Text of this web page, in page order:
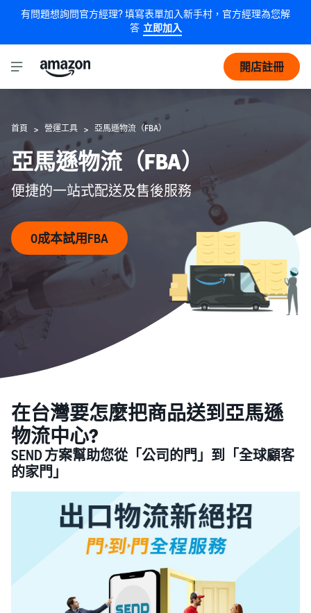
有問題想詢問官方經理? 填寫表單加入新手村，官方經理為您解
答 立即加入
開店註冊
首頁 > 營運工具 > 亞馬遜物流（FBA）
亞馬遜物流（FBA）
便捷的一站式配送及售後服務
0成本試用FBA
在台灣要怎麼把商品送到亞馬遜
物流中心?
SEND 方案幫助您從「公司的門」到「全球顧客
的家門」